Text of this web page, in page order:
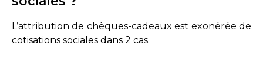
L’attribution de chèques-cadeaux est exonérée de
cotisations sociales dans 2 cas.